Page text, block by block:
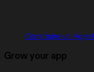
Construire un Agent
Grow your app